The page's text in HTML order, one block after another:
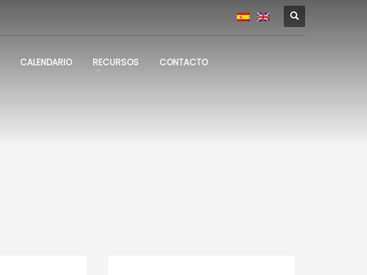
CALENDARIO RECURSOS CONTACTO